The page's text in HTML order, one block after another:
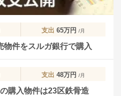
支出 65万円 /月
物件をスルガ銀行で購入
支出 48万円 /月
購入物件は23区鉄骨造